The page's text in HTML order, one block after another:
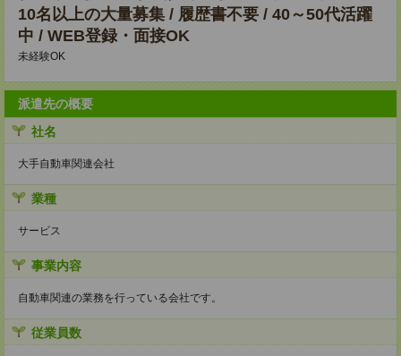
10名以上の大量募集 / 履歴書不要 / 40～50代活躍
中 / WEB登録・面接OK
未経験OK
派遣先の概要
社名
大手自動車関連会社
業種
サービス
事業内容
自動車関連の業務を行っている会社です。
従業員数